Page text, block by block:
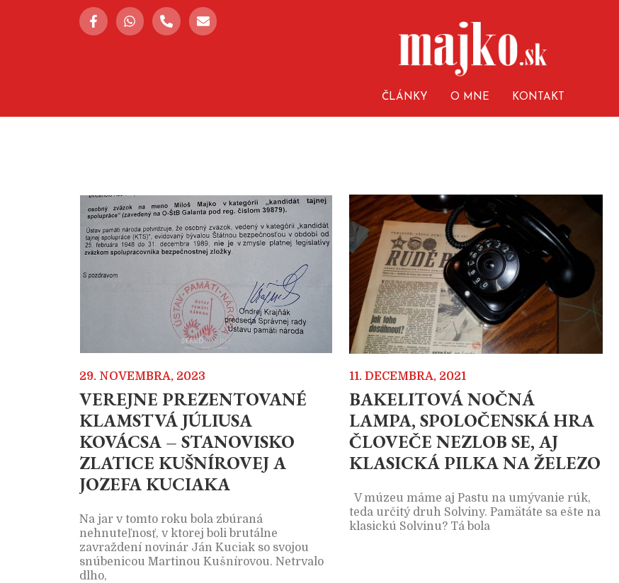
ČLÁNKY O MNE KONTAKT
29. NOVEMBRA, 2023
VEREJNE PREZENTOVANÉ
KLAMSTVÁ JÚLIUSA
KOVÁCSA – STANOVISKO
ZLATICE KUŠNÍROVEJ A
JOZEFA KUCIAKA
Na jar v tomto roku bola zbúraná
nehnuteľnosť, v ktorej boli brutálne
zavraždení novinár Ján Kuciak so svojou
snúbenicou Martinou Kušnírovou. Netrvalo
dlho,
11. DECEMBRA, 2021
BAKELITOVÁ NOČNÁ
LAMPA, SPOLOČENSKÁ HRA
ČLOVEČE NEZLOB SE, AJ
KLASICKÁ PILKA NA ŽELEZO
V múzeu máme aj Pastu na umývanie rúk,
teda určitý druh Solviny. Pamätáte sa ešte na
klasickú Solvinu? Tá bola